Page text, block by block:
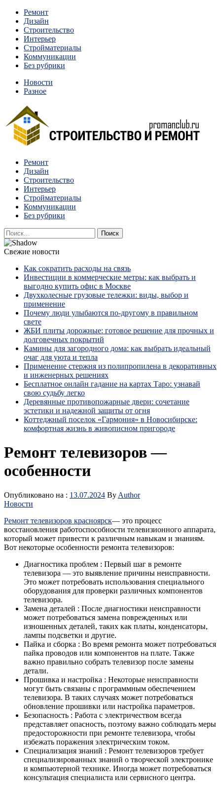
Перейти
содержимому
Ремонт
Дизайн
Строительство
Интерьер
Стройматериалы
Коммуникации
Без рубрики
Новости
Разное
Строительство и ремонт
Квартиры и дома, в которых живут разные люди, очень
отличаются между собой.
Ремонт
Дизайн
Строительство
Интерьер
Стройматериалы
Коммуникации
Без рубрики
Найти:
Свежие новости
Как сократить расходы на связь
Инвестиции в коммерческие метры: как выбрать и
выгодно купить офис в Москве
Двухколесные грузовые тележки: виды, выбор и
применение
Почему люди улыбаются по‑другому в правильном
свете
ЖБИ плиты дорожные: готовое решение для прочных и
долговечных покрытий
Камины для загородного дома: как выбрать идеальный
очаг для уюта и тепла
Применение стержня из полипропилена в декоративных
и инженерных решениях
Бесплатное онлайн гадание на картах Таро: узнавай
свою судьбу легко
Деревянные противопожарные двери: сочетание
эстетики и надежной защиты от огня
Коттеджный поселок «Гармония» в Новосибирске:
комфортная жизнь в живописном пригороде
Ремонт телевизоров —
особенности
Опубликовано на : 13.07.2024 By Author
Новости
Ремонт телевизоров красноярск— это процесс
восстановления работоспособности телевизионного аппарата,
который может привести к различным навыкам и знаниям.
Вот некоторые особенности ремонта телевизоров:
Диагностика проблем : Первый шаг в ремонте
телевизора — это выявление причины неисправности.
Это может потребовать использования специального
оборудования для проверки различных компонентов
телевизора.
Замена деталей : После диагностики неисправности
может потребоваться замена поврежденных или
изношенных деталей, таких как платы, конденсаторы,
лампы подсветки и другие.
Пайка и сборка : Во время ремонта может потребоваться
пайка проводов или компонентов на плате. Также
важно правильно собрать телевизор после замены
детали.
Прошивка и настройка : Некоторые неисправности
могут быть связаны с программным обеспечением
телевизора. В таких случаях может потребоваться
обновление прошивки или настройка параметров.
Безопасность : Работа с электричеством всегда
представляет опасность, поэтому важно соблюдать меры
предосторожности при ремонте телевизора, чтобы
избежать поражения электрическим током.
Специализация знаний : Ремонт телевизоров требует
специализированных знаний о творческой электронике
и компьютерной технике. Иногда может потребоваться
консультация специалиста или сервисного центра.